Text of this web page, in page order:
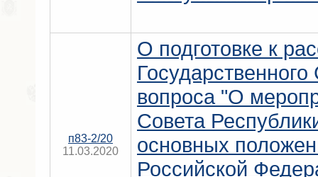
п83-2/20
11.03.2020
О подготовке к
вопроса "О
Совета
основных
Российской